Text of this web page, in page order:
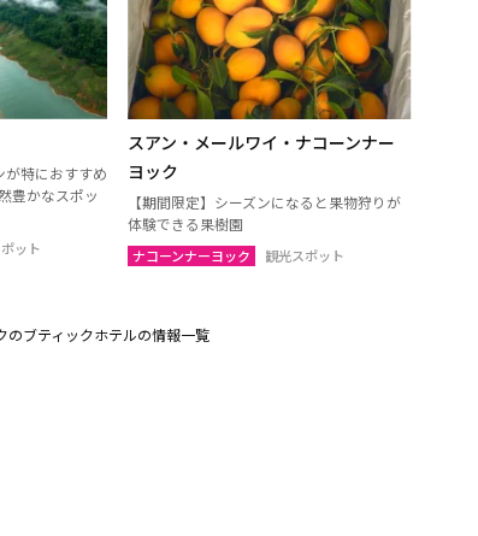
が特におすすめ
豊かなスポッ
ット
スアン・メールワイ・ナコーンナー
ヨック
【期間限定】シーズンになると果物狩りが
体験できる果樹園
ナコーンナーヨック 観光スポット
のブティックホテルの情報一覧